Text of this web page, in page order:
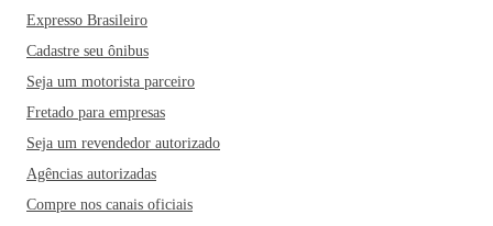
Expresso Brasileiro
Cadastre seu ônibus
Seja um motorista parceiro
Fretado para empresas
Seja um revendedor autorizado
Agências autorizadas
Compre nos canais oficiais